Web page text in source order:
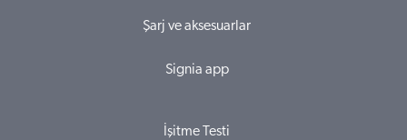
Şarj ve aksesuarlar
Signia app
İşitme Testi